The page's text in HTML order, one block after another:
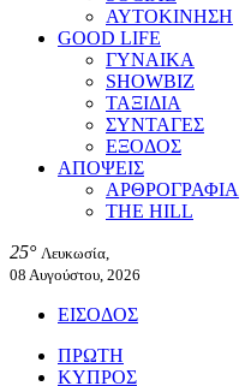
ΑΥΤΟΚΙΝΗΣΗ
GOOD LIFE
ΓΥΝΑΙΚΑ
SHOWBIZ
ΤΑΞΙΔΙΑ
ΣΥΝΤΑΓΕΣ
ΕΞΟΔΟΣ
ΑΠΟΨΕΙΣ
ΑΡΘΡΟΓΡΑΦΙΑ
THE HILL
25° Λευκωσία,
08 Αυγούστου, 2026
ΕΙΣΟΔΟΣ
ΠΡΩΤΗ
ΚΥΠΡΟΣ